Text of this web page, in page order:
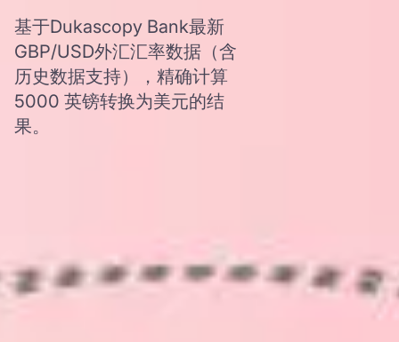
基于Dukascopy Bank最新
GBP/USD外汇汇率数据（含
历史数据支持），精确计算
5000 英镑转换为美元的结
果。